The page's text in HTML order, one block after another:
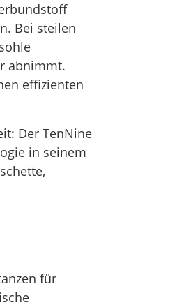
Bei steilen
abnimmt.
effizienten
Der TenNine
in seinem
für